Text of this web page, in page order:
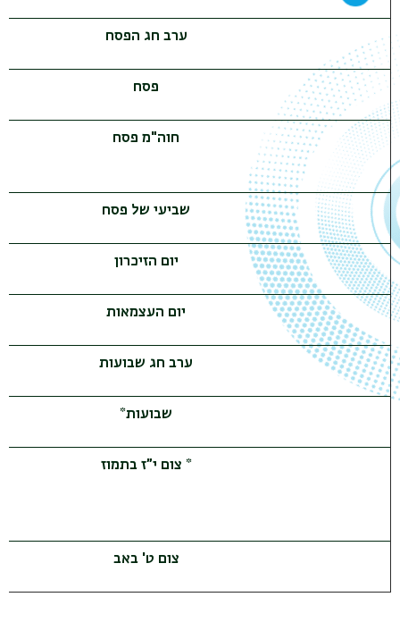
ערב חג הפסח
פסח
חוה"מ פסח
שביעי של פסח
יום הזיכרון
יום העצמאות
ערב חג שבועות
*שבועות
* צום י”ז בתמוז
צום ט' באב